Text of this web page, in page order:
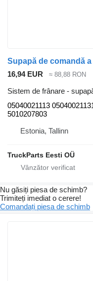
16,94 EUR ≈ 88,88 RON
Sistem de frânare -
05040021113
5010207803
Estonia, Tallinn
TruckParts Eesti OÜ
Nu găsiți piesa de schimb?
Trimiteți imediat o cerere!
Comandați piesa de schimb